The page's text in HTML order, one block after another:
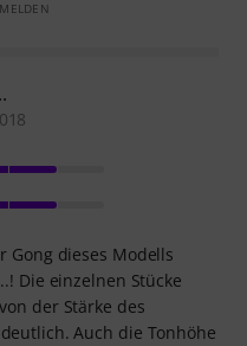
Gong dieses Modells
Die einzelnen Stücke
der Stärke des
Auch die Tonhöhe